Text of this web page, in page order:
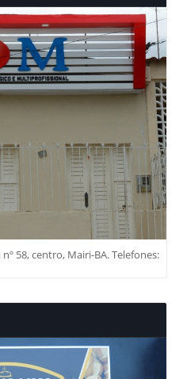
nº 58, centro, Mairi-BA. Telefones: